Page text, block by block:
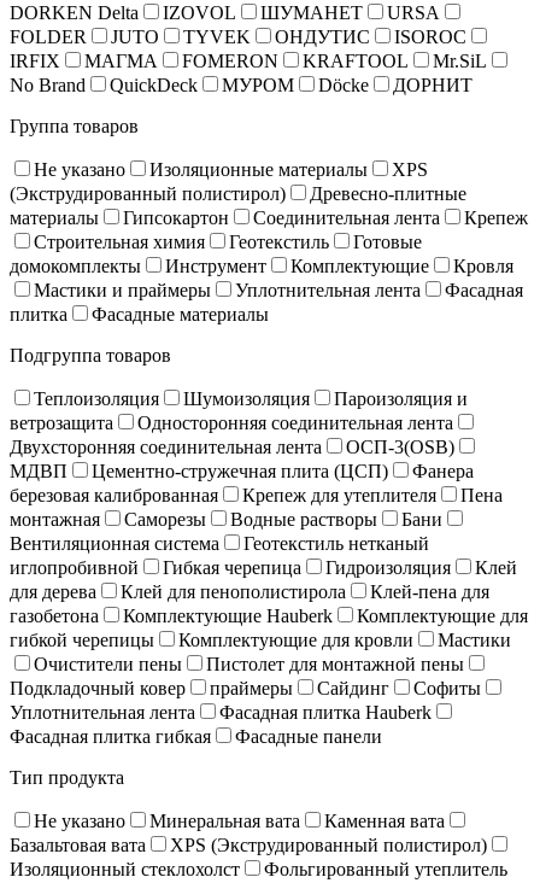
DORKEN Delta
IZOVOL ШУМАНЕТ
URSA
FOLDER
JUTO TYVEK ОНДУТИС
ISOROC
IRFIX
МАГМА FOMERON KRAFTOOL
Mr.SiL
No Brand
QuickDeck МУРОМ Döcke
ДОРНИТ
Группа товаров
Не указано Изоляционные материалы
XPS
(Экструдированный полистирол)
Древесно-плитные
материалы
Гипсокартон Соединительная лента
Крепеж
Строительная химия
Геотекстиль
Готовые
домокомплекты
Инструмент Комплектующие
Кровля
Мастики и праймеры
Уплотнительная лента
Фасадная
плитка
Фасадные материалы
Подгруппа товаров
Теплоизоляция Шумоизоляция
Пароизоляция и
ветрозащита
Односторонняя соединительная лента
Двухсторонняя соединительная лента
ОСП-3(OSB)
МДВП
Цементно-стружечная плита (ЦСП)
Фанера
березовая калиброванная
Крепеж для утеплителя
Пена
монтажная
Саморезы Водные растворы
Бани
Вентиляционная система
Геотекстиль нетканый
иглопробивной
Гибкая черепица Гидроизоляция
Клей
для дерева
Клей для пенополистирола
Клей-пена для
газобетона
Комплектующие Hauberk
Комплектующие для
гибкой черепицы
Комплектующие для кровли
Мастики
Очистители пены
Пистолет для монтажной пены
Подкладочный ковер
праймеры Сайдинг
Софиты
Уплотнительная лента
Фасадная плитка Hauberk
Фасадная плитка гибкая
Фасадные панели
Тип продукта
Не указано Минеральная вата
Каменная вата
Базальтовая вата
XPS (Экструдированный полистирол)
Изоляционный стеклохолст
Фольгированный утеплитель